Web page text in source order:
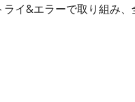
イ&エラーで取り組み